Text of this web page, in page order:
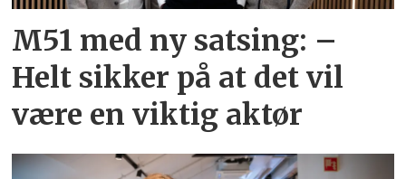
M51 med ny satsing: –
Helt sikker på at det vil
være en viktig aktør